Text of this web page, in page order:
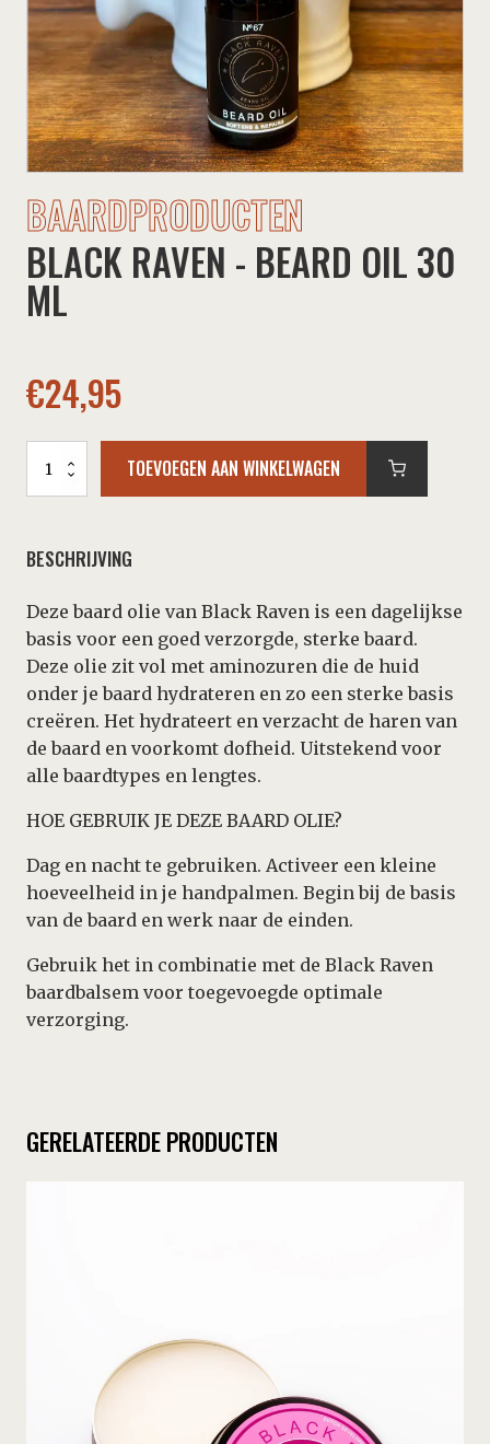
BAARDPRODUCTEN
BLACK RAVEN - BEARD OIL 30
ML
€24,95
Black
-
30
aantal
TOEVOEGEN AAN WINKELWAGEN
BESCHRIJVING
Deze baard olie van Black Raven is een dagelijkse
basis voor een goed verzorgde, sterke baard.
Deze olie zit vol met aminozuren die de huid
onder je baard hydrateren en zo een sterke basis
creëren. Het hydrateert en verzacht de haren van
de baard en voorkomt dofheid. Uitstekend voor
alle baardtypes en lengtes.
HOE GEBRUIK JE DEZE BAARD OLIE?
Dag en nacht te gebruiken. Activeer een kleine
hoeveelheid in je handpalmen. Begin bij de basis
van de baard en werk naar de einden.
Gebruik het in combinatie met de Black Raven
baardbalsem voor toegevoegde optimale
verzorging.
GERELATEERDE PRODUCTEN